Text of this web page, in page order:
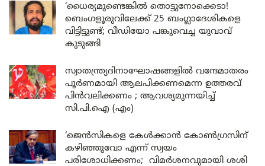
‘ധൈര്യമുണ്ടെങ്കിൽ തൊട്ടുനോക്കെടാ!
ബെംഗളൂരുവിലേക്ക് 25 ബംഗ്ലാദേശികളെ
വിട്ടിട്ടുണ്ട്; വീഡിയോ പങ്കുവെച്ച യുവാവ്
കുടുങ്ങി
സ്വാതന്ത്ര്യദിനാഘോഷങ്ങളിൽ വന്ദേമാതരം
പൂർണമായി ആലപിക്കണമെന്ന ഉത്തരവ്
പിൻവലിക്കണം ; ആവശ്യമുന്നയിച്ച്
സി.പി.ഐ (എം)
‘ജെൻസികളെ കേൾക്കാൻ കോൺഗ്രസിന്
കഴിഞ്ഞുവോ എന്ന് സ്വയം
പരിശോധിക്കണം; വിമർശനവുമായി ശശി